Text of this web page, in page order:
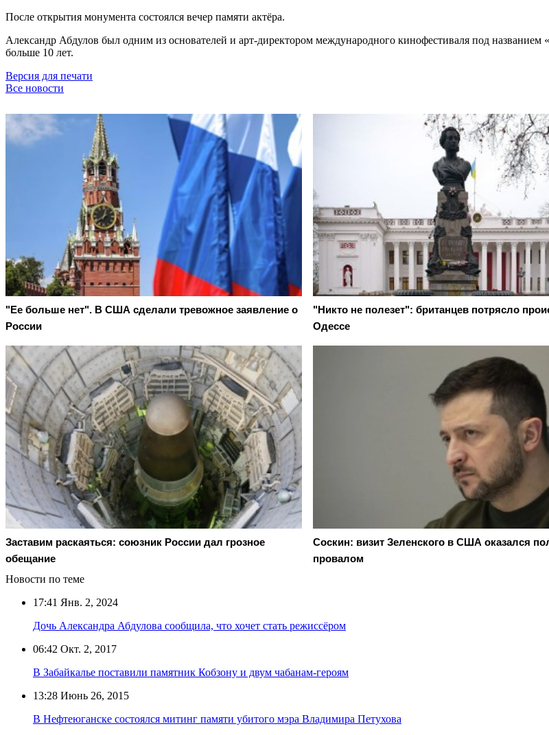
После открытия монумента состоялся вечер памяти актёра.
Александр Абдулов был одним из основателей и арт-директором международного кинофестиваля под
больше 10 лет.
Версия для печати
Все новости
"Ее больше нет". В США сделали тревожное заявление о
России
"Никто не полезет": британцев потрясло
Одессе
Заставим раскаяться: союзник России дал грозное
обещание
Соскин: визит Зеленского в США оказался
провалом
Новости по теме
17:41 Янв. 2, 2024
Дочь Александра Абдулова сообщила, что хочет стать режиссёром
06:42 Окт. 2, 2017
В Забайкалье поставили памятник Кобзону и двум чабанам-героям
13:28 Июнь 26, 2015
В Нефтеюганске состоялся митинг памяти убитого мэра Владимира Петухова